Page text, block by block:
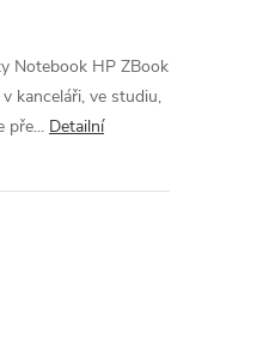
Notebook HP ZBook
kanceláři, ve studiu,
pře... Detailní